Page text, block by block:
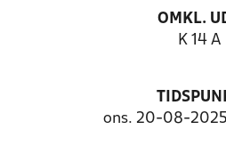
OMKL.
K 14 A
ons. 20-08-